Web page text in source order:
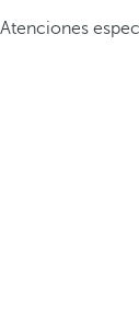
Atenciones